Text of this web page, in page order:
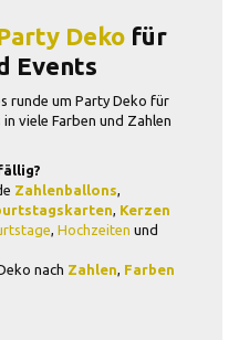
Deko für
Events
runde um Party Deko für
viele Farben und Zahlen
Zahlenballons,
, Kerzen
, Hochzeiten und
nach Zahlen, Farben